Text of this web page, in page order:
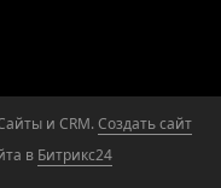
и CRM.Создать сайт
в Битрикс24